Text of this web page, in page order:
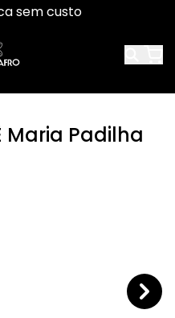
sem custo
Maria Padilha